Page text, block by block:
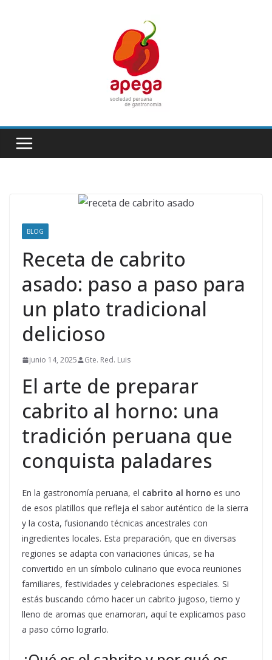
BLOG
Receta de cabrito
asado: paso a paso para
un plato tradicional
delicioso
junio 14, 2025 Gte. Red. Luis
El arte de preparar
cabrito al horno: una
tradición peruana que
conquista paladares
En la gastronomía peruana, el cabrito al horno es uno
de esos platillos que refleja el sabor auténtico de la sierra
y la costa, fusionando técnicas ancestrales con
ingredientes locales. Esta preparación, que en diversas
regiones se adapta con variaciones únicas, se ha
convertido en un símbolo culinario que evoca reuniones
familiares, festividades y celebraciones especiales. Si
estás buscando cómo hacer un cabrito jugoso, tierno y
lleno de aromas que enamoran, aquí te explicamos paso
a paso cómo lograrlo.